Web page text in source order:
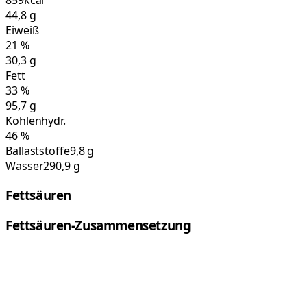
44,8g
Eiweiß
21 %
30,3g
Fett
33%
95,7g
Kohlenhydr.
46%
Ballaststoffe9,8 g
Wasser290,9 g
Fettsäuren
Fettsäuren-Zusammensetzung